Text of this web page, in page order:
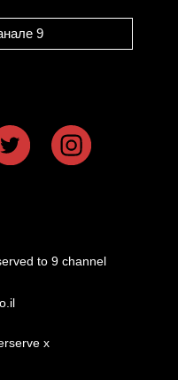
9
to 9 channel
x